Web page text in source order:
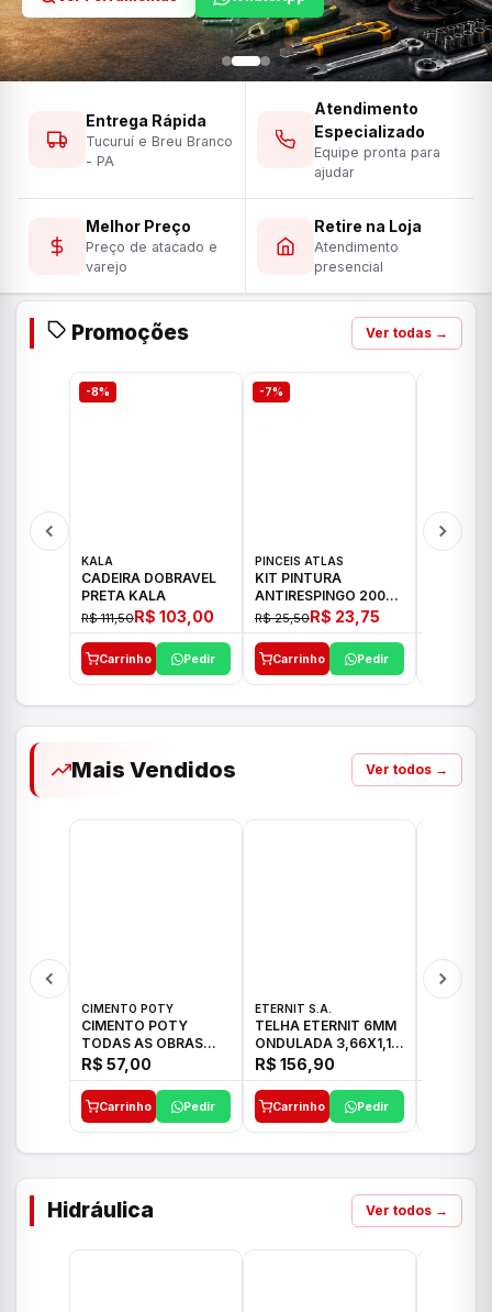
Entrega Rápida
Tucuruí e Breu Branco
- PA
Atendimento
Especializado
Equipe pronta para
ajudar
Melhor Preço
Preço de atacado e
varejo
Retire na Loja
Atendimento
presencial
Promoções Ver todas →
-8%
KALA
CADEIRA DOBRAVEL
PRETA KALA
R$ 111,50R$ 103,00
Carrinho Pedir
-7%
PINCEIS ATLAS
KIT PINTURA
ANTIRESPINGO 2003
ATLAS 03 PCS
R$ 25,50R$ 23,75
Carrinho Pedir
Mais Vendidos Ver todos →
CIMENTO POTY
CIMENTO POTY
TODAS AS OBRAS
50KG CP-II F/32
R$ 57,00
Carrinho Pedir
ETERNIT S.A.
TELHA ETERNIT 6MM
ONDULADA 3,66X1,10
48,80KG
R$ 156,90
Carrinho Pedir
Hidráulica Ver todos →